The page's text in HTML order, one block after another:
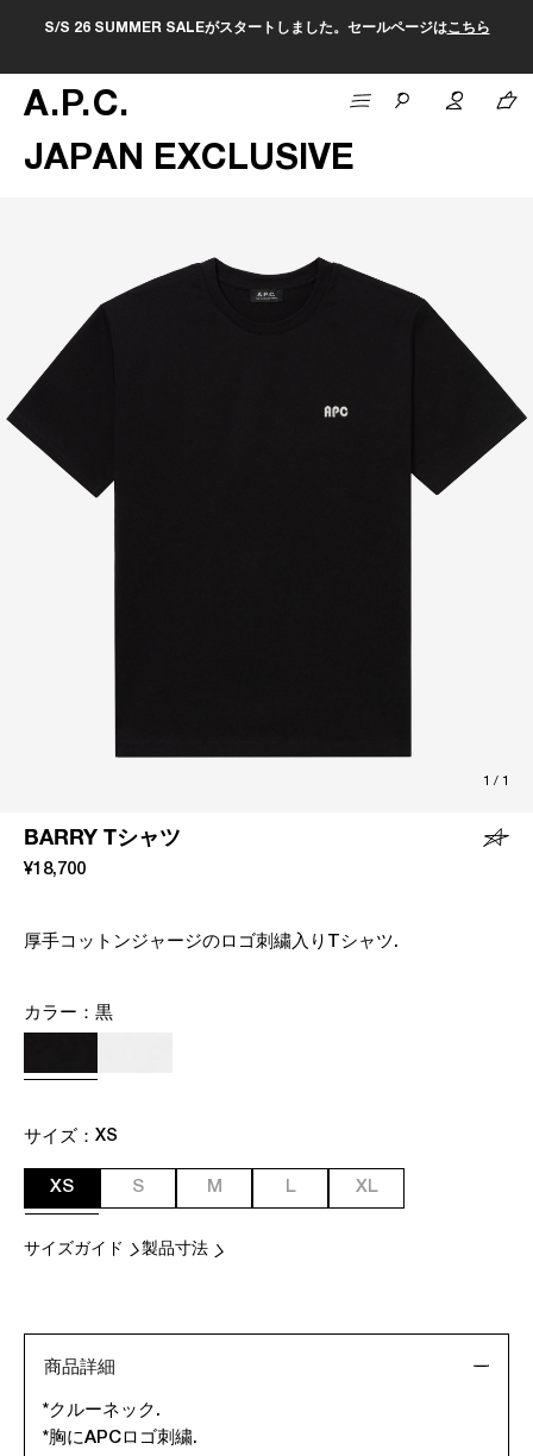
S/S 26 SUMMER SALEがスタートしました。セールページはこちら
A.P.C.
JAPAN EXCLUSIVE
1 / 1
BARRY Tシャツ
¥18,700
厚手コットンジャージのロゴ刺繍入りTシャツ.
カラー： 黒
サイズ： XS
XS S M L XL
サイズガイド 製品寸法
商品詳細
*クルーネック.
*胸にAPCロゴ刺繍.